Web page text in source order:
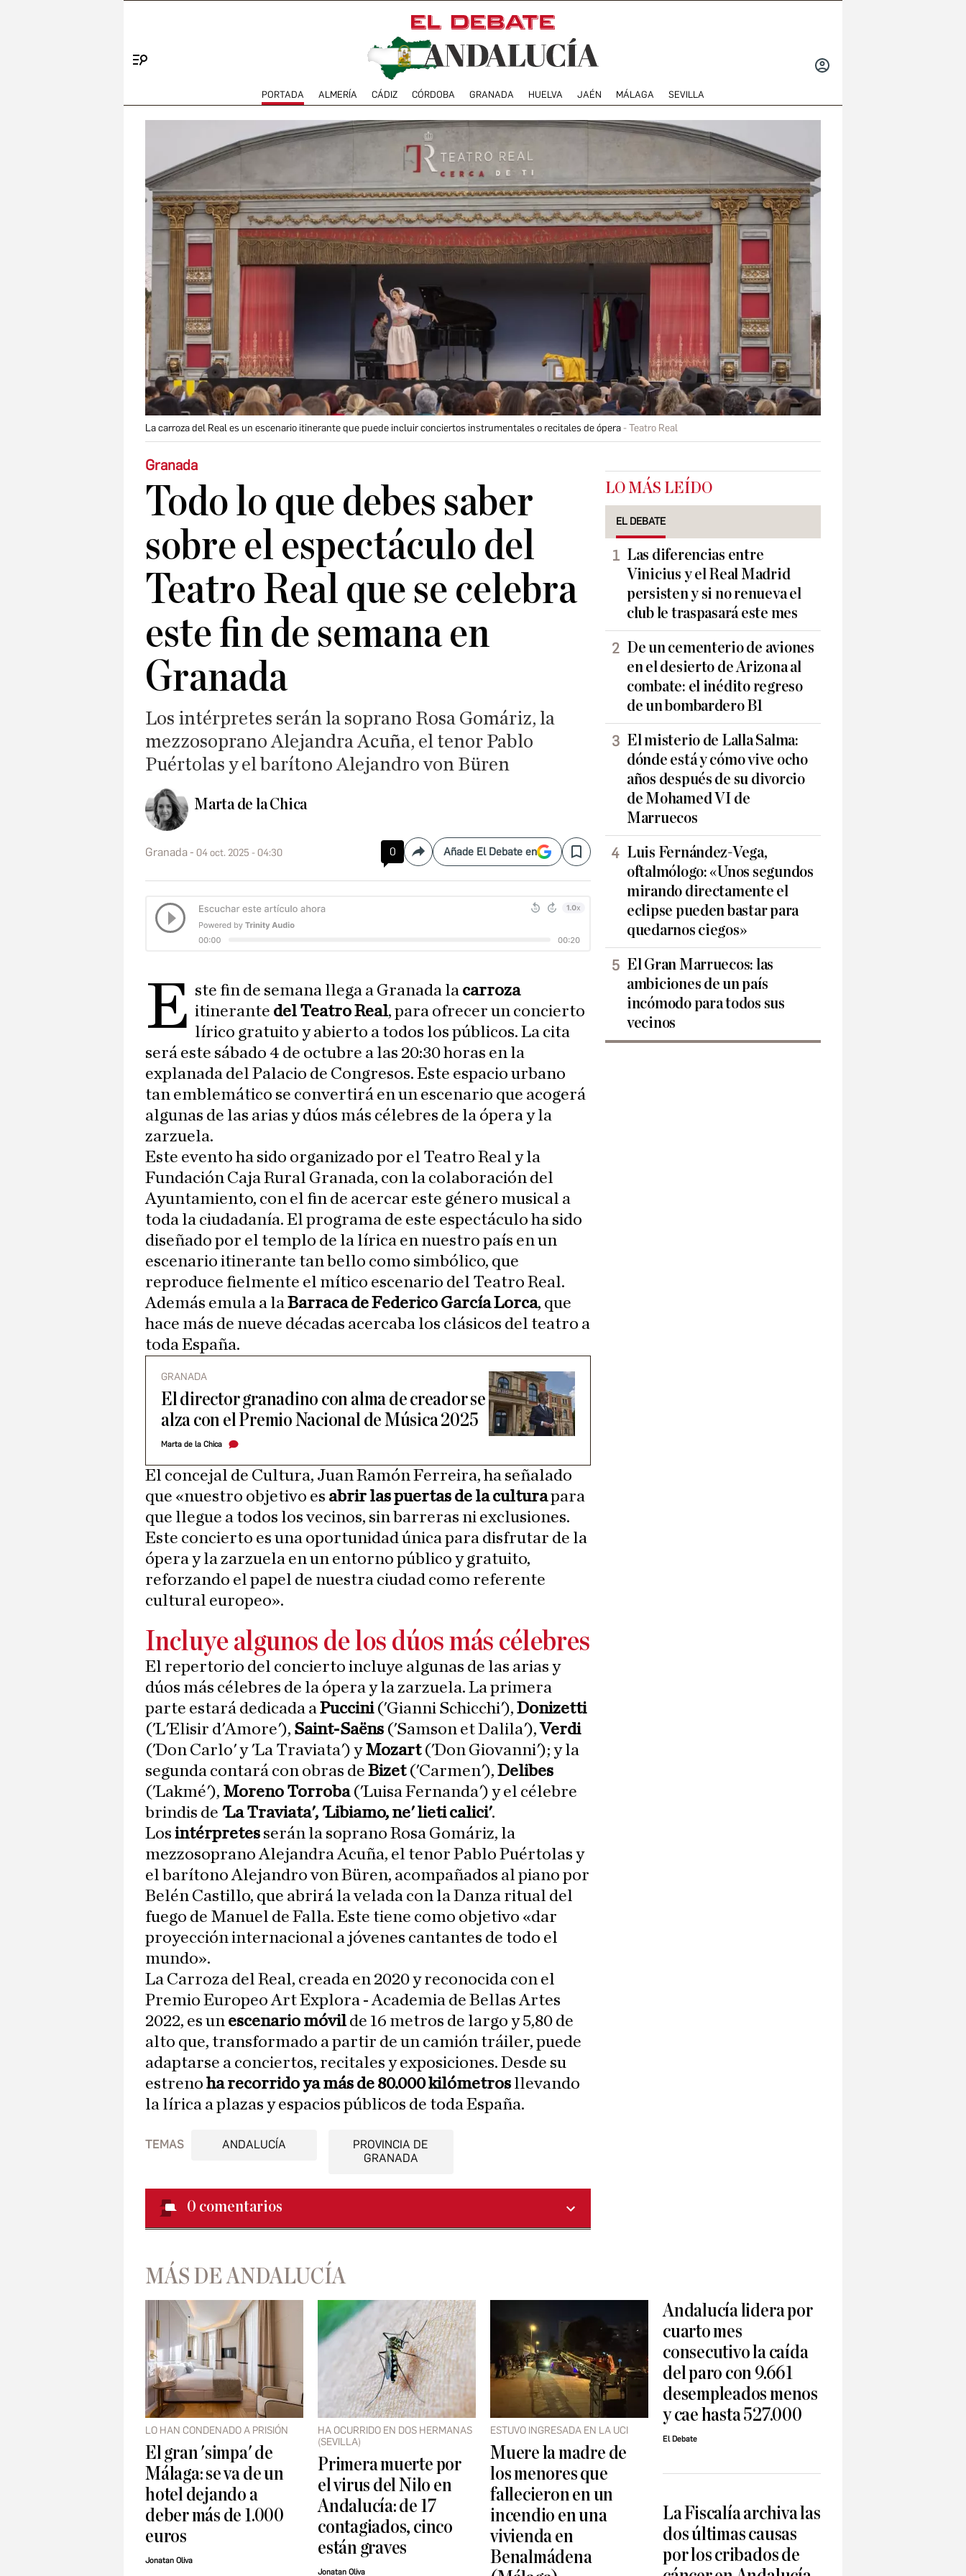
PORTADA ALMERÍA CÁDIZ CÓRDOBA GRANADA HUELVA JAÉN MÁLAGA SEVILLA
La carroza del Real es un escenario itinerante que puede incluir conciertos instrumentales o recitales de ópera Teatro Real
Granada
Todo lo que debes saber
sobre el espectáculo del
Teatro Real que se celebra
este fin de semana en
Granada
Los intérpretes serán la soprano Rosa Gomáriz, la
mezzosoprano Alejandra Acuña, el tenor Pablo
Puértolas y el barítono Alejandro von Büren
Marta de la Chica
Granada 04 oct. 2025 - 04:30 0 CompartirAñade El Debate en Save
e ste fin de semana llega a Granada la carroza
itinerante del Teatro Real, para ofrecer un concierto
lírico gratuito y abierto a todos los públicos. La cita
será este sábado 4 de octubre a las 20:30 horas en la
explanada del Palacio de Congresos. Este espacio urbano
tan emblemático se convertirá en un escenario que acogerá
algunas de las arias y dúos más célebres de la ópera y la
zarzuela.
Este evento ha sido organizado por el Teatro Real y la
Fundación Caja Rural Granada, con la colaboración del
Ayuntamiento, con el fin de acercar este género musical a
toda la ciudadanía. El programa de este espectáculo ha sido
diseñado por el templo de la lírica en nuestro país en un
escenario itinerante tan bello como simbólico, que
reproduce fielmente el mítico escenario del Teatro Real.
Además emula a laBarraca de Federico García Lorca, que
hace más de nueve décadas acercaba los clásicos del teatro a
toda España.
GRANADA
El director granadino con alma de creador se
alza con el Premio Nacional de Música 2025
Marta de la Chica
El concejal de Cultura, Juan Ramón Ferreira, ha señalado
que «nuestro objetivo es abrir las puertas de la culturapara
que llegue a todos los vecinos, sin barreras ni exclusiones.
Este concierto es una oportunidad única para disfrutar de la
ópera y la zarzuela en un entorno público y gratuito,
reforzando el papel de nuestra ciudad como referente
cultural europeo».
Incluye algunos de los dúos más célebres
El repertorio del concierto incluye algunas de las arias y
dúos más célebres de la ópera y la zarzuela. La primera
parte estará dedicada aPuccini('Gianni Schicchi'), Donizetti
('L'Elisir d'Amore'), Saint-Saëns ('Samson et Dalila'),Verdi
('Don Carlo' y 'La Traviata') yMozart('Don Giovanni'); y la
segunda contará con obras de Bizet('Carmen'), Delibes
('Lakmé'), Moreno Torroba('Luisa Fernanda') y el célebre
brindis de 'La Traviata', 'Libiamo, ne' lieti calici'.
Los intérpretes serán la soprano Rosa Gomáriz, la
mezzosoprano Alejandra Acuña, el tenor Pablo Puértolas y
el barítono Alejandro von Büren, acompañados al piano por
Belén Castillo, que abrirá la velada con la Danza ritual del
fuego de Manuel de Falla. Este tiene como objetivo «dar
proyección internacional a jóvenes cantantes de todo el
mundo».
La Carroza del Real, creada en 2020 y reconocida con el
Premio Europeo Art Explora - Academia de Bellas Artes
2022, es un escenario móvil de 16 metros de largo y 5,80 de
alto que, transformado a partir de un camión tráiler, puede
adaptarse a conciertos, recitales y exposiciones. Desde su
estreno ha recorrido ya más de 80.000 kilómetros llevando
la lírica a plazas y espacios públicos de toda España.
TEMAS ANDALUCÍA
PROVINCIA DE
GRANADA
0 comentarios
LO MÁS LEÍDO
EL DEBATE
Las diferencias entre
Vinicius y el Real Madrid
persisten y si no renueva el
club le traspasará este mes
De un cementerio de aviones
en el desierto de Arizona al
combate: el inédito regreso
de un bombardero B1
El misterio de Lalla Salma:
dónde está y cómo vive ocho
años después de su divorcio
de Mohamed VI de
Marruecos
Luis Fernández-Vega,
oftalmólogo: «Unos segundos
mirando directamente el
eclipse pueden bastar para
quedarnos ciegos»
El Gran Marruecos: las
ambiciones de un país
incómodo para todos sus
vecinos
MÁS DE ANDALUCÍA
LO HAN CONDENADO A PRISIÓN
El gran 'simpa' de
Málaga: se va de un
hotel dejando a
deber más de 1.000
euros
Jonatan Oliva
HA OCURRIDO EN DOS HERMANAS
(SEVILLA)
Primera muerte por
el virus del Nilo en
Andalucía: de 17
contagiados, cinco
están graves
Jonatan Oliva
ESTUVO INGRESADA EN LA UCI
Muere la madre de
los menores que
fallecieron en un
incendio en una
vivienda en
Benalmádena
Andalucía lidera por
cuarto mes
consecutivo la caída
del paro con 9.661
desempleados menos
y cae hasta 527.000
El Debate
La Fiscalía archiva las
dos últimas causas
por los cribados de